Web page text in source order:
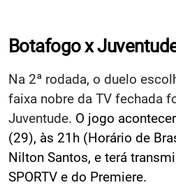
Botafogo x
Na 2ª rodada, o duelo
faixa nobre da TV fechada
Juventude. O jogo
(29), às 21h (Horário de
Nilton Santos, e terá
SPORTV e do Premiere.